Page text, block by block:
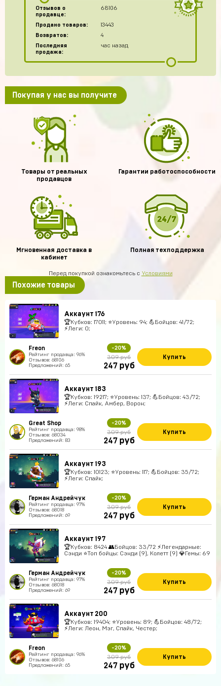
Отзывов о
продавце:
68106
Продано товаров:
13443
Возвратов:
4
Последняя
продажа:
час назад
Покупая у нас вы получите
Товары от реальных
продавцов
Гарантии работоспособности
Мгновенная доставка в
кабинет
Полная техподдержка
Перед покупкой ознакомьтесь с Условиями
Похожие товары
Аккаунт 176
🏆Кубков: 17011; ⭐Уровень: 94; 💪Бойцов: 41/72;
⚡Леги: 0;
Freon
Рейтинг продавца: 96%
Отзывов: 68106
Предложений: 65
-20%
309 руб
247 руб
Купить
Аккаунт 183
🏆Кубков: 19217; ⭐Уровень: 137; 💪Бойцов: 43/72;
⚡Леги: Спайк, Амбер, Ворон;
Great Shop
Рейтинг продавца: 98%
Отзывов: 68034
Предложений: 83
-20%
309 руб
247 руб
Купить
Аккаунт 193
🏆Кубков: 10123; ⭐Уровень: 117; 💪Бойцов: 35/72;
⚡Леги: Спайк;
Герман Андрейчук
Рейтинг продавца: 97%
Отзывов: 68018
Предложений: 69
-20%
309 руб
247 руб
Купить
Аккаунт 197
🏆Кубков: 8424 👥Бойцов: 33/72 ⚡Легендарные:
Сэнди ⭐Топ бойцы: Сэнди (9), Колетт (9) 💎Гемы: 69
Герман Андрейчук
Рейтинг продавца: 97%
Отзывов: 68018
Предложений: 69
-20%
309 руб
247 руб
Купить
Аккаунт 200
🏆Кубков: 19404; ⭐Уровень: 89; 💪Бойцов: 48/72;
⚡Леги: Леон, Мэг, Спайк, Честер;
Freon
Рейтинг продавца: 96%
Отзывов: 68106
Предложений: 65
-20%
309 руб
247 руб
Купить